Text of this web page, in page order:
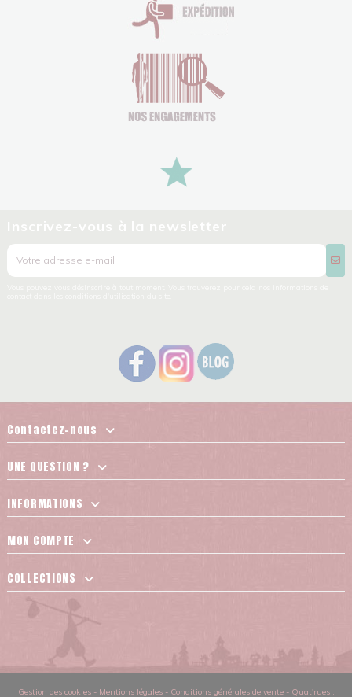
Contactez-nous
UNE QUESTION ?
INFORMATIONS
MON COMPTE
COLLECTIONS
Gestion des cookies- Mentions légales- Conditions générales de vente- Quat'rues :